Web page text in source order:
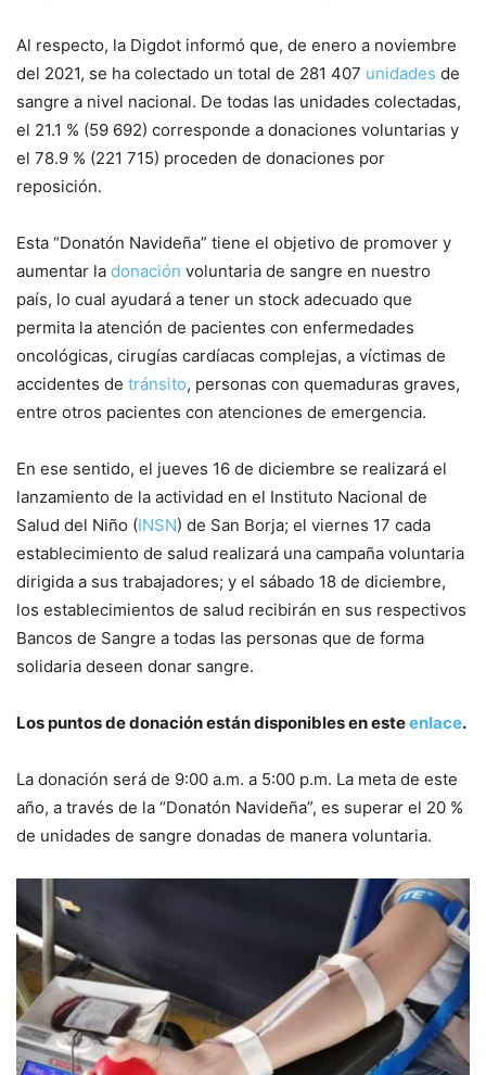
Al respecto, la Digdot informó que, de enero a noviembre
del 2021, se ha colectado un total de 281 407 unidades de
sangre a nivel nacional. De todas las unidades colectadas,
el 21.1 % (59 692) corresponde a donaciones voluntarias y
el 78.9 % (221 715) proceden de donaciones por
reposición.
Esta “Donatón Navideña” tiene el objetivo de promover y
aumentar la donación voluntaria de sangre en nuestro
país, lo cual ayudará a tener un stock adecuado que
permita la atención de pacientes con enfermedades
oncológicas, cirugías cardíacas complejas, a víctimas de
accidentes de tránsito, personas con quemaduras graves,
entre otros pacientes con atenciones de emergencia.
En ese sentido, el jueves 16 de diciembre se realizará el
lanzamiento de la actividad en el Instituto Nacional de
Salud del Niño (INSN) de San Borja; el viernes 17 cada
establecimiento de salud realizará una campaña voluntaria
dirigida a sus trabajadores; y el sábado 18 de diciembre,
los establecimientos de salud recibirán en sus respectivos
Bancos de Sangre a todas las personas que de forma
solidaria deseen donar sangre.
Los puntos de donación están disponibles en esteenlace.
La donación será de 9:00 a.m. a 5:00 p.m. La meta de este
año, a través de la “Donatón Navideña”, es superar el 20 %
de unidades de sangre donadas de manera voluntaria.